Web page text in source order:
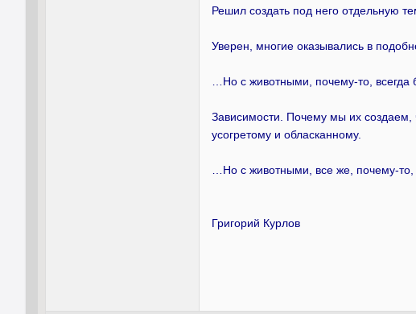
Решил создать под него отдельную
Уверен, многие оказывались в
…Но с животными, почему-то,
Зависимости. Почему мы их создаем,
усогретому и обласканному.
…Но с животными, все же, почему-то,
Григорий Курлов